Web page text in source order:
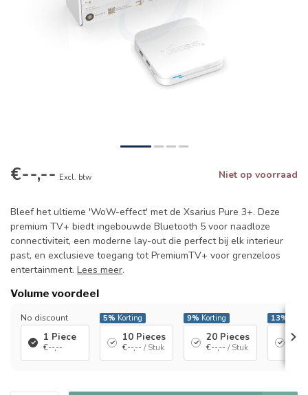
€--,-- Excl. btw Niet op voorraad
Bleef het ultieme 'WoW-effect' met de Xsarius Pure 3+. Deze
premium TV+ biedt ingebouwde Bluetooth 5 voor naadloze
connectiviteit, een moderne lay-out die perfect bij elk interieur
past, en exclusieve toegang tot PremiumTV+ voor grenzeloos
entertainment. Lees meer.
Volume voordeel
No discount
1 Piece
€--,--
5% Korting
10 Pieces
€--,--/ Stuk
9% Korting
20 Pieces
€--,--/ Stuk
13%
60